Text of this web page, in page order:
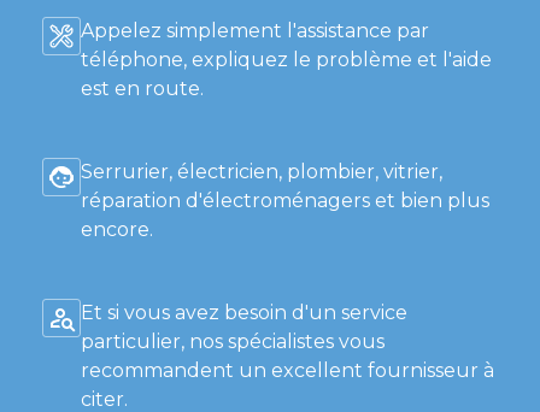
Appelez simplement l'assistance par
téléphone, expliquez le problème et l'aide
est en route.
Serrurier, électricien, plombier, vitrier,
réparation d'électroménagers et bien plus
encore.
Et si vous avez besoin d'un service
particulier, nos spécialistes vous
recommandent un excellent fournisseur à
citer.